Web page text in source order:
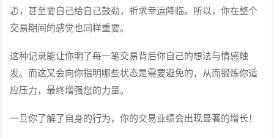
忑，甚至要自己给自己鼓劲，祈求幸运降临。所以，你在整个
交易期间的感觉也同样重要。
这种记录能让你明了每一笔交易背后你自己的想法与情感触
发。而这又会向你指明哪些状态是需要避免的，从而锻炼你适
应压力，最终增强您的力量。
一旦你了解了自身的行为，你的交易业绩会出现显著的增长！